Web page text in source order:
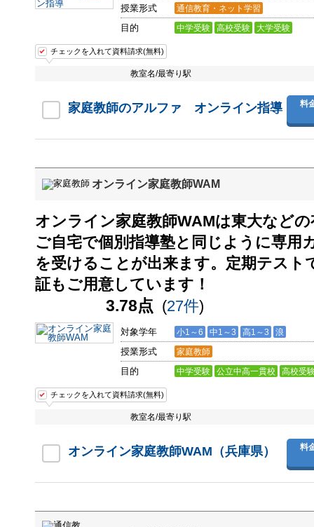
授業形式 通信教育・ネット学習
目的 中学受験 高校受験 大学受験
チェックを入れて資料請求(無料)
教室名/最寄り駅
家庭教師のアルファ オンライン指導
料
オンライン家庭教師WAM
オンライン家庭教師WAMは東大など
ご自宅で個別指導塾と同じように専用
を受けることが出来ます。定期テスト
証もご用意しています！
3.78点 (27件)
対象学年 小1～6 中1～3 高1～3 浪
授業形式 家庭教師
目的 中学受験 公立中高一貫校 高校受
チェックを入れて資料請求(無料)
教室名/最寄り駅
オンライン家庭教師WAM（兵庫県）
料